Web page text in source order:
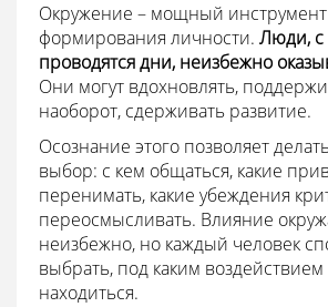
Окружение – мощный инструмент
формирования личности. Люди, с
проводятся дни, неизбежно
Они могут вдохновлять,
наоборот, сдерживать развитие.
Осознание этого позволяет
выбор: с кем общаться, какие
перенимать, какие убеждения
переосмысливать. Влияние
неизбежно, но каждый человек
выбрать, под каким
находиться.